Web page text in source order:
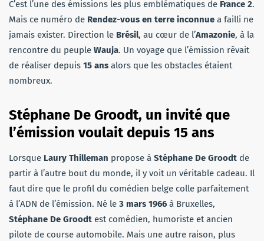
C’est l’une des émissions les plus emblématiques de France 2.
Mais ce numéro de Rendez-vous en terre inconnue a failli ne
jamais exister. Direction le Brésil, au cœur de l’Amazonie, à la
rencontre du peuple Wauja. Un voyage que l’émission rêvait
de réaliser depuis 15 ans alors que les obstacles étaient
nombreux.
Stéphane De Groodt, un invité que
l’émission voulait depuis 15 ans
Lorsque Laury Thilleman propose à Stéphane De Groodt de
partir à l’autre bout du monde, il y voit un véritable cadeau. Il
faut dire que le profil du comédien belge colle parfaitement
à l’ADN de l’émission. Né le 3 mars 1966 à Bruxelles,
Stéphane De Groodt est comédien, humoriste et ancien
pilote de course automobile. Mais une autre raison, plus